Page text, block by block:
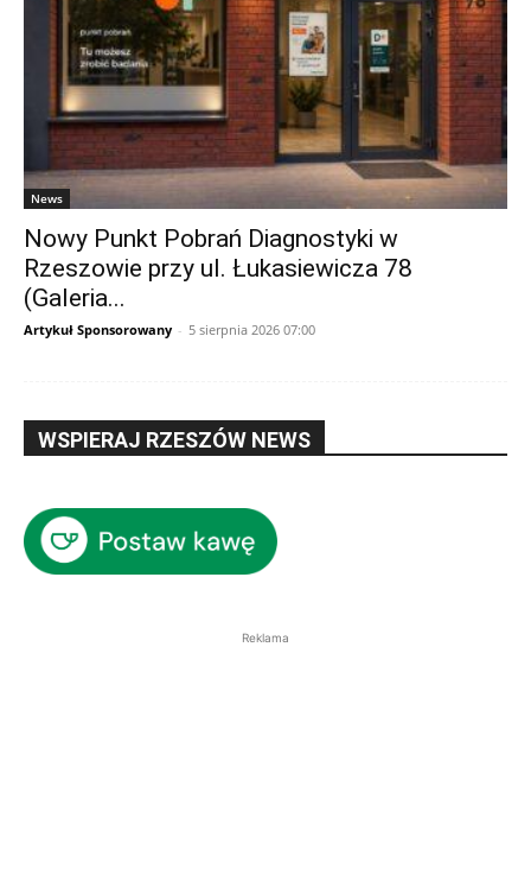
News
Nowy Punkt Pobrań Diagnostyki w
Rzeszowie przy ul. Łukasiewicza 78
(Galeria...
Artykuł Sponsorowany - 5 sierpnia 2026 07:00
WSPIERAJ RZESZÓW NEWS
Reklama